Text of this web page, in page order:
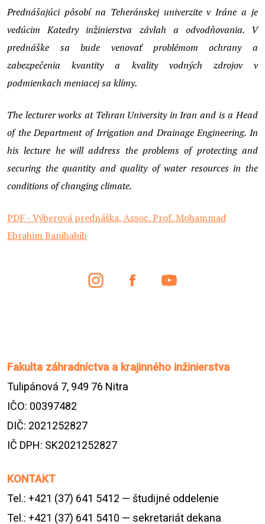
Prednášajúci pôsobí na Teheránskej univerzite v Iráne a je
vedúcim Katedry inžinierstva závlah a odvodňovania. V
prednáške sa bude venovať problémom ochrany a
zabezpečenia kvantity a kvality vodných zdrojov v
podmienkach meniacej sa klímy.
The lecturer works at Tehran University in Iran and is a Head
of the Department of Irrigation and Drainage Engineering. In
his lecture he will address the problems of protecting and
securing the quantity and quality of water resources in the
conditions of changing climate.
PDF - Výberová prednáška, Assoc. Prof. Mohammad
Ebrahim Banihabib
Fakulta záhradníctva a krajinného inžinierstva
Tulipánová 7, 949 76 Nitra
IČO: 00397482
DIČ: 2021252827
IČ DPH: SK2021252827
KONTAKT
Tel.: +421 (37) 641 5412 — študijné oddelenie
Tel.: +421 (37) 641 5410 — sekretariát dekana